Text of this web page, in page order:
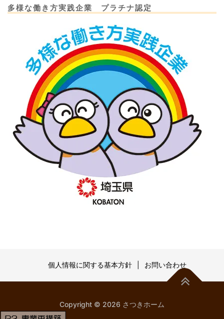
多様な働き方実践企業 プラチナ認定
個人情報に関する基本方針 お問い合わせ
Copyright © 2026 さつきホーム